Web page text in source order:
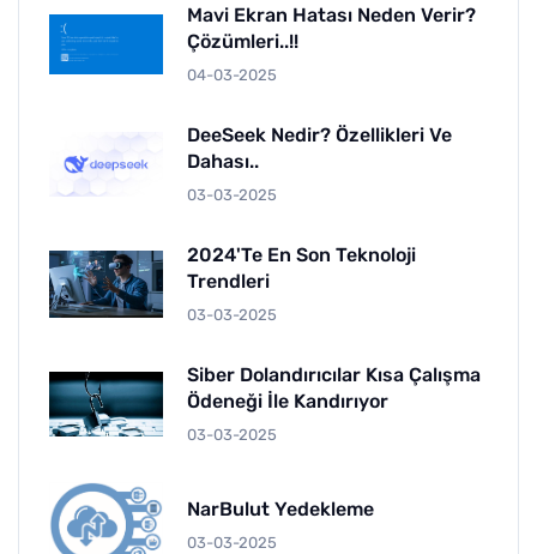
Mavi Ekran Hatası Neden Verir?
Çözümleri..!!
04-03-2025
DeeSeek Nedir? Özellikleri Ve
Dahası..
03-03-2025
2024'te En Son Teknoloji
Trendleri
03-03-2025
Siber Dolandırıcılar Kısa Çalışma
Ödeneği İle Kandırıyor
03-03-2025
NarBulut Yedekleme
03-03-2025